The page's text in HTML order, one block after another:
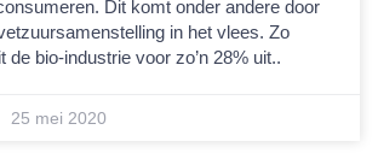
Dit komt onder andere door
in het vlees. Zo
de bio-industrie voor zo’n 28% uit..
25 mei 2020